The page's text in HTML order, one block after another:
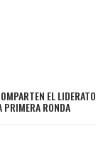
EL LIDERATO
PRIMERA RONDA